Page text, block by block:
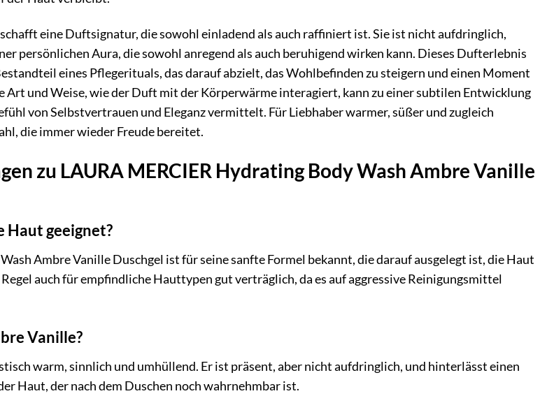
eine Duftsignatur, die sowohl einladend als auch raffiniert ist. Sie ist nicht aufdringlich,
persönlichen Aura, die sowohl anregend als auch beruhigend wirken kann. Dieses Dufterlebnis
eines Pflegerituals, das darauf abzielt, das Wohlbefinden zu steigern und einen Moment
Art und Weise, wie der Duft mit der Körperwärme interagiert, kann zu einer subtilen Entwicklung
von Selbstvertrauen und Eleganz vermittelt. Für Liebhaber warmer, süßer und zugleich
die immer wieder Freude bereitet.
zu LAURA MERCIER Hydrating Body Wash Ambre Vanille
Haut geeignet?
Ambre Vanille Duschgel ist für seine sanfte Formel bekannt, die darauf ausgelegt ist, die Haut
auch für empfindliche Hauttypen gut verträglich, da es auf aggressive Reinigungsmittel
Vanille?
warm, sinnlich und umhüllend. Er ist präsent, aber nicht aufdringlich, und hinterlässt einen
Haut, der nach dem Duschen noch wahrnehmbar ist.